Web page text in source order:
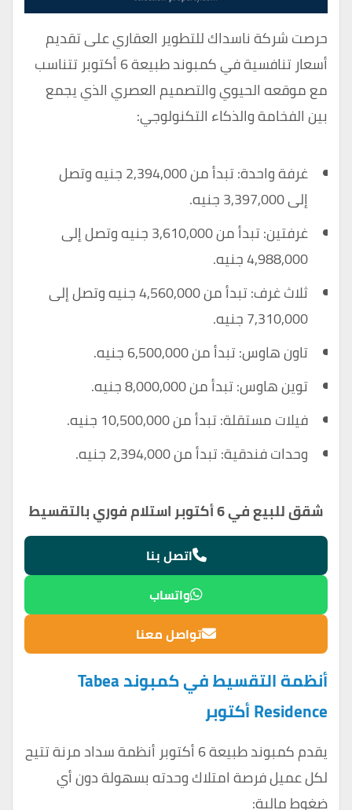
حرصت شركة ناسداك للتطوير العقاري على تقديم
أسعار تنافسية في كمبوند طبيعة 6 أكتوبر تتناسب
مع موقعه الحيوي والتصميم العصري الذي يجمع
بين الفخامة والذكاء التكنولوجي:
غرفة واحدة: تبدأ من 2,394,000 جنيه وتصل
إلى 3,397,000 جنيه.
غرفتين: تبدأ من 3,610,000 جنيه وتصل إلى
4,988,000 جنيه.
ثلاث غرف: تبدأ من 4,560,000 جنيه وتصل إلى
7,310,000 جنيه.
تاون هاوس: تبدأ من 6,500,000 جنيه.
توين هاوس: تبدأ من 8,000,000 جنيه.
فيلات مستقلة: تبدأ من 10,500,000 جنيه.
وحدات فندقية: تبدأ من 2,394,000 جنيه.
شقق للبيع في 6 أكتوبر استلام فوري بالتقسيط
اتصل بنا
واتساب
تواصل معنا
أنظمة التقسيط في كمبوند Tabea
Residence أكتوبر
يقدم كمبوند طبيعة 6 أكتوبر أنظمة سداد مرنة تتيح
لكل عميل فرصة امتلاك وحدته بسهولة دون أي
ضغوط مالية: